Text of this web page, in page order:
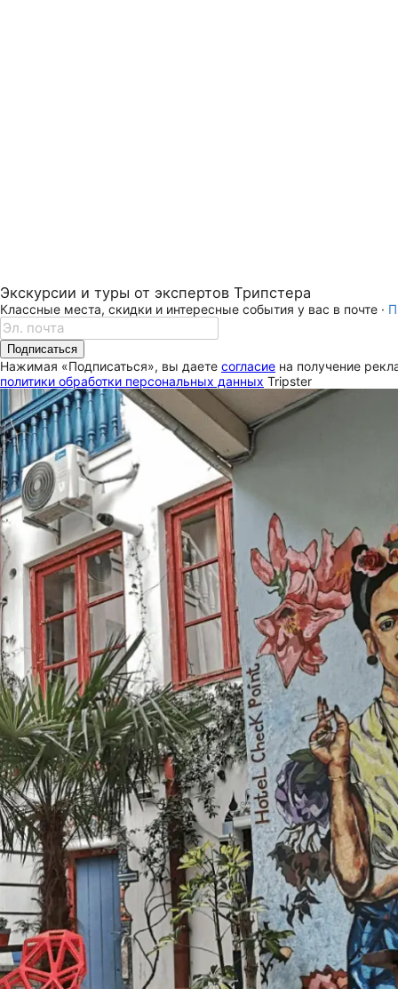
Экскурсии и туры от экспертов Трипстера
Классные места, скидки и интересные события у вас в почте ·
Подписаться
Нажимая «Подписаться», вы даете согласие на получение
политики обработки персональных данных Tripster